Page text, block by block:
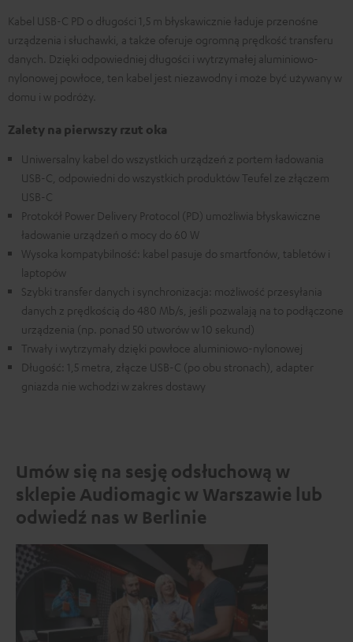
Kabel USB-C PD o długości 1,5 m błyskawicznie ładuje przenośne
urządzenia i słuchawki, a także oferuje ogromną prędkość transferu
danych. Dzięki odpowiedniej długości i wytrzymałej aluminiowo-
nylonowej powłoce, ten kabel jest niezawodny i może być używany w
domu i w podróży.
Zalety na pierwszy rzut oka
Uniwersalny kabel do wszystkich urządzeń z portem ładowania
USB-C, odpowiedni do wszystkich produktów Teufel ze złączem
USB-C
Protokół Power Delivery Protocol (PD) umożliwia błyskawiczne
ładowanie urządzeń o mocy do 60 W
Wysoka kompatybilność: kabel pasuje do smartfonów, tabletów i
laptopów
Szybki transfer danych i synchronizacja: możliwość przesyłania
danych z prędkością do 480 Mb/s, jeśli pozwalają na to podłączone
urządzenia (np. ponad 50 utworów w 10 sekund)
Trwały i wytrzymały dzięki powłoce aluminiowo-nylonowej
Długość: 1,5 metra, złącze USB-C (po obu stronach), adapter
gniazda nie wchodzi w zakres dostawy
Umów się na sesję odsłuchową w
sklepie Audiomagic w Warszawie lub
odwiedź nas w Berlinie